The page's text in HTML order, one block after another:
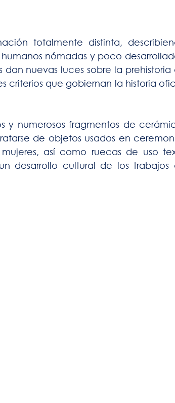
totalmente distinta,
nómadas y poco
nuevas luces sobre la prehistoria
criterios que gobiernan la historia
y numerosos fragmentos de
de objetos usados en
así como ruecas de uso
desarrollo cultural de los trabajos